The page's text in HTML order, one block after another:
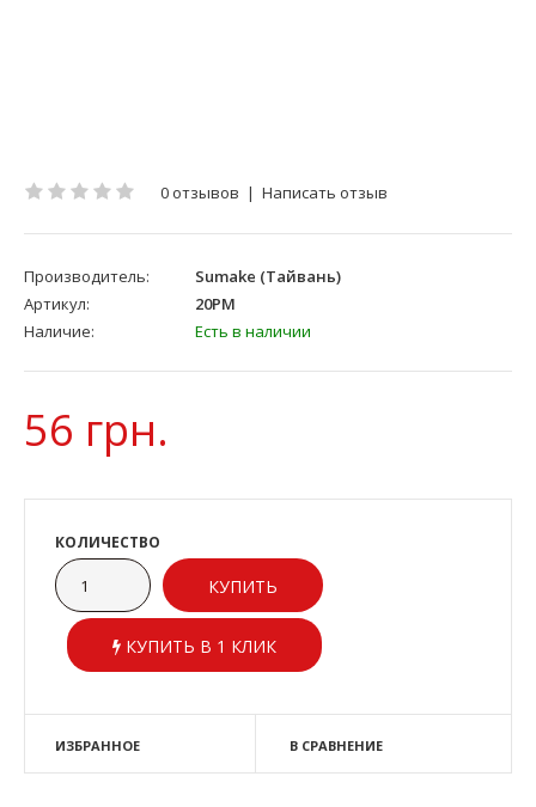
0 отзывов | Написать отзыв
Производитель:
Sumake (Тайвань)
Артикул:
20PM
Наличие:
Есть в наличии
56 грн.
КОЛИЧЕСТВО
КУПИТЬ В 1 КЛИК
ИЗБРАННОЕ В СРАВНЕНИЕ